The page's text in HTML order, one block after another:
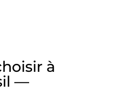
à
—